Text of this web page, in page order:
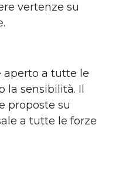
vertenze su
aperto a tutte le
sensibilità. Il
proposte su
a tutte le forze